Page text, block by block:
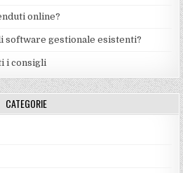
online?
software gestionale esistenti?
i consigli
CATEGORIE